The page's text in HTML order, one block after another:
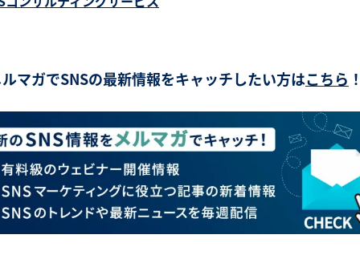
マガでSNSの最新情報をキャッチしたい方はこちら